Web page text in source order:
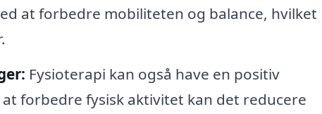
at forbedre mobiliteten og balance, hvilket
Fysioterapi kan også have en positiv
forbedre fysisk aktivitet kan det reducere